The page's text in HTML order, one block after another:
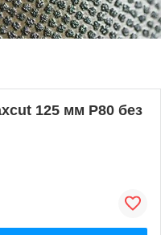
125 мм P80 без